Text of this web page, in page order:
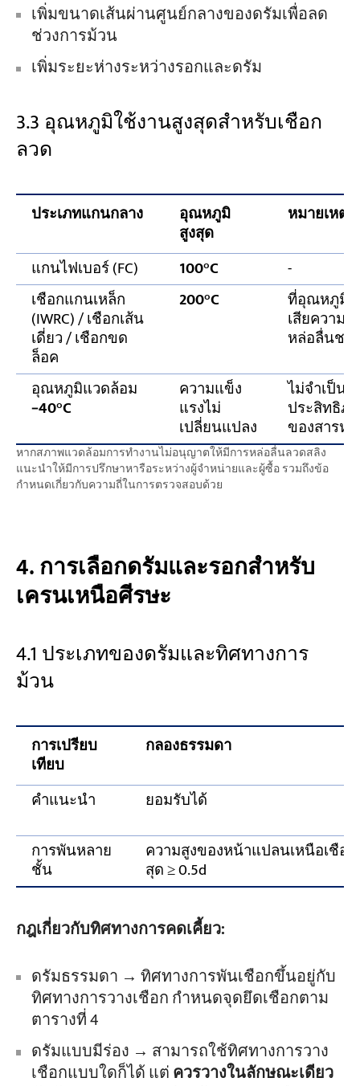
เพิ่มขนาดเส้นผ่านศูนย์กลางของดรัมเพื่อลด
ช่วงการม้วน
เพิ่มระยะห่างระหว่างรอกและดรัม
3.3 อุณหภูมิใช้งานสูงสุดสำหรับเชือก
ลวด
ประเภทแกนกลาง อุณหภูมิ
สูงสุด
หมายเหตุ
แกนไฟเบอร์ (FC) 100°C
-
เชือกแกนเหล็ก
(IWRC) / เชือกเส้น
เดี่ยว / เชือกขด
ล็อค
200°C ที่อุณหภูมิระ
เสียความ
หล่อลื่นชนิ
อุณหภูมิแวดล้อม
−40°C
ความแข็ง
แรงไม่
เปลี่ยนแปลง
ไม่จำเป็น
ประสิทธิภ
ของสารห
หากสภาพแวดล้อมการทำงานไม่อนุญาตให้มีการหล่อลื่นลวดสลิง
แนะนำให้มีการปรึกษาหารือระหว่างผู้จำหน่ายและผู้ซื้อ รวมถึงข้อ
กำหนดเกี่ยวกับความถี่ในการตรวจสอบด้วย
4. การเลือกดรัมและรอกสำหรับ
เครนเหนือศีรษะ
4.1 ประเภทของดรัมและทิศทางการ
ม้วน
การเปรียบ
เทียบ
กลองธรรมดา
คำแนะนำ ยอมรับได้
การพันหลาย
ชั้น
ความสูงของหน้าแปลนเหนือเชือ
สุด ≥ 0.5d
กฎเกี่ยวกับทิศทางการคดเคี้ยว:
ดรัมธรรมดา → ทิศทางการพันเชือกขึ้นอยู่กับ
ทิศทางการวางเชือก กำหนดจุดยึดเชือกตาม
ตารางที่ 4
ดรัมแบบมีร่อง → สามารถใช้ทิศทางการวาง
เชือกแบบใดก็ได้ แต่ควรวางในลักษณะเดียว